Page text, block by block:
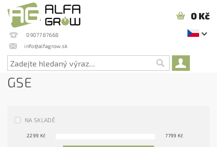
0907787668
info@alfagrow.sk
0 Kč
GSE
NA SKLADĚ
2299 Kč 7799 Kč